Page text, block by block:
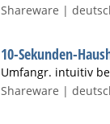
Shareware |
10-Sekunden-
Umfangr. intuitiv
Shareware |